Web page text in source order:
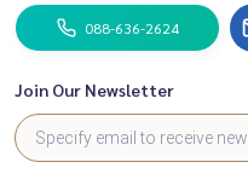
088-636-2624
Join Our Newsletter